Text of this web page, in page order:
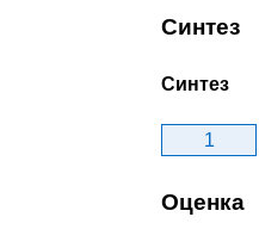
Синтез
Синтез
1
Оценка